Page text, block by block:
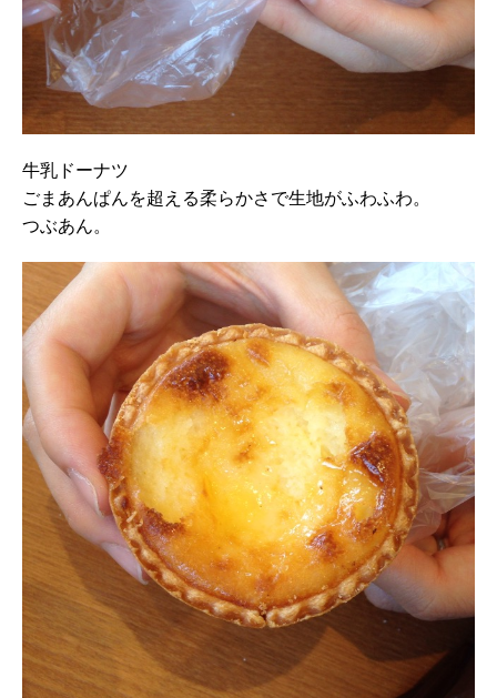
牛乳ドーナツ
ごまあんぱんを超える柔らかさで生地がふわふわ。
つぶあん。